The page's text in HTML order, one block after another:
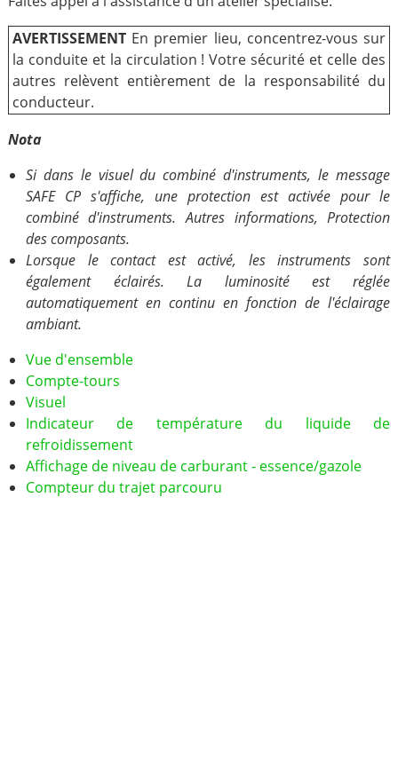
AVERTISSEMENT En premier lieu, concentrez-vous sur
la conduite et la circulation ! Votre sécurité et celle des
autres relèvent entièrement de la responsabilité du
conducteur.
Nota
Si dans le visuel du combiné d'instruments, le message
SAFE CP s'affiche, une protection est activée pour le
combiné d'instruments. Autres informations, Protection
des composants.
Lorsque le contact est activé, les instruments sont
également éclairés. La luminosité est réglée
automatiquement en continu en fonction de l'éclairage
ambiant.
Vue d'ensemble
Compte-tours
Visuel
Indicateur de température du liquide de
refroidissement
Affichage de niveau de carburant - essence/gazole
Compteur du trajet parcouru